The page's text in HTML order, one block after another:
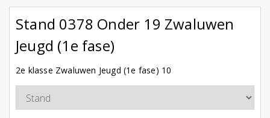
Stand 0378 Onder 19 Zwaluwen
Jeugd (1e fase)
2e klasse Zwaluwen Jeugd (1e fase) 10